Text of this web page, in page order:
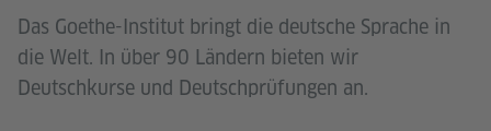
Das Goethe-Institut bringt die deutsche Sprache in
die Welt. In über 90 Ländern bieten wir
Deutschkurse und Deutschprüfungen an.